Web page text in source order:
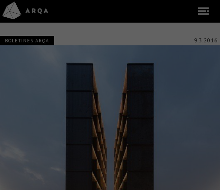
BOLETINES ARQA 9.3.2016